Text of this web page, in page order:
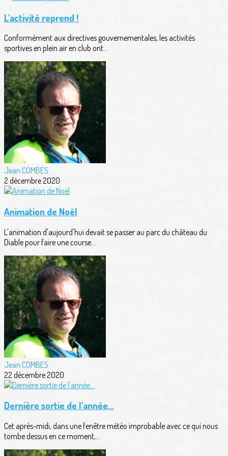
L'activité reprend !
Conformément aux directives gouvernementales, les activités
sportives en plein air en club ont...
Jean COMBES
2 décembre 2020
Animation de Noël
L'animation d'aujourd'hui devait se passer au parc du château du
Diable pour faire une course...
Jean COMBES
22 décembre 2020
Dernière sortie de l'année...
Cet après-midi, dans une fenêtre météo improbable avec ce qui nous
tombe dessus en ce moment,...